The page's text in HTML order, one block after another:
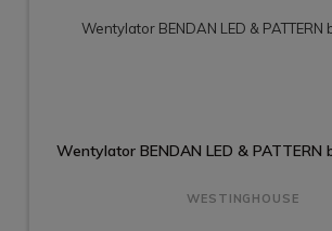
Wentylator BENDAN LED & PATTERN
WESTINGHOUSE